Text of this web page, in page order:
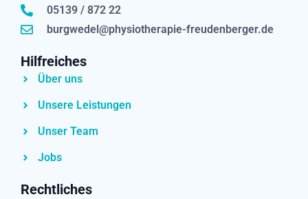
05139 / 872 22
burgwedel@physiotherapie-freudenberger.de
Hilfreiches
Über uns
Unsere Leistungen
Unser Team
Jobs
Rechtliches